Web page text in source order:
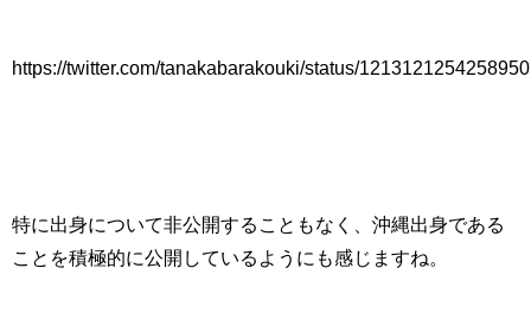
https://twitter.com/tanakabarakouki/status/
特に出身について非公開することもなく、沖縄出身である
ことを積極的に公開しているようにも感じますね。